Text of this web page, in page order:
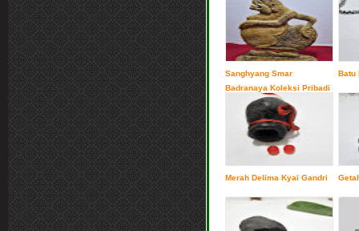
Sanghyang Smar
Badranaya Koleksi Pribadi
Batu
Merah Delima Kyai Gandri